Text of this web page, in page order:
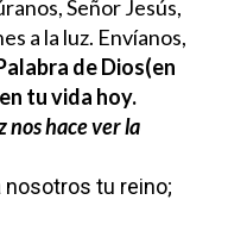
Señor Jesús,
a la luz. Envíanos,
de Dios(en
tu vida hoy.
nos hace ver la
nosotros tu reino;